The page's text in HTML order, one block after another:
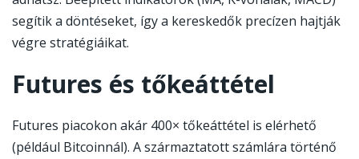
segítik a döntéseket, így a kereskedők precízen hajtják
végre stratégiáikat.
Futures és tőkeáttétel
Futures piacokon akár 400× tőkeáttétel is elérhető
(például Bitcoinnál). A származtatott számlára történő